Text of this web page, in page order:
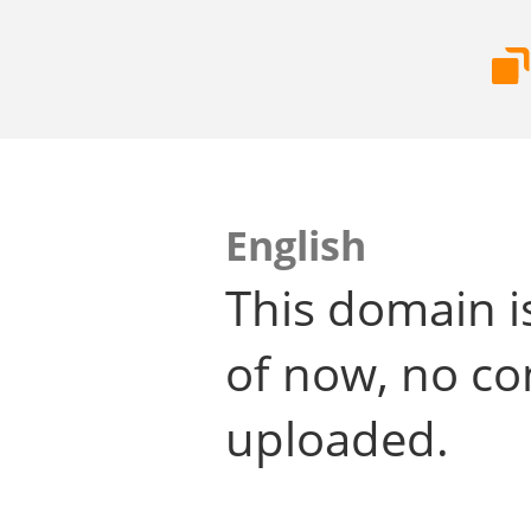
English
This domain
of now, no
uploaded.